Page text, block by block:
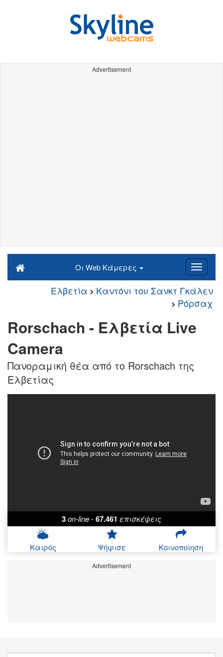
Advertisement
Οι Web Κάμερες
Ελβετία
Καντόνι του Σανκτ Γκάλεν
Ρόρσαχ
Rorschach - Ελβετία Live
Camera
Πανοραμική θέα από το Rorschach της
Ελβετίας
3on-line-67.461 επισκέψεις
Καιρός Ψήφισε Κοινοποίηση
Advertisement